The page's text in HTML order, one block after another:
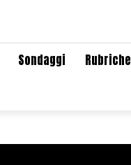
Sondaggi Rubriche